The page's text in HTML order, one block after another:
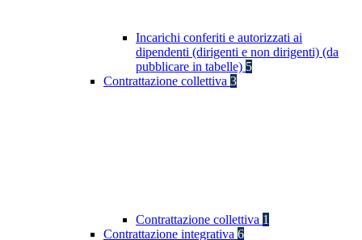
Incarichi conferiti e autorizzati ai
dipendenti (dirigenti e non dirigenti) (da
pubblicare in tabelle) 5
Contrattazione collettiva 3
Contrattazione collettiva 1
Contrattazione integrativa 6